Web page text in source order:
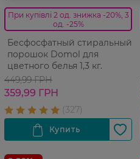
При купівлі 2 од. знижка -20%, 3
од. -25%
Бесфосфатный стиральный
порошок Domol для
цветного белья 1,3 кг.
449,99 ГРН
359,99 ГРН